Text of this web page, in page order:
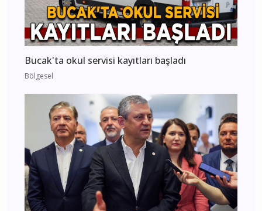
Bucak'ta okul servisi kayıtları başladı
Bölgesel